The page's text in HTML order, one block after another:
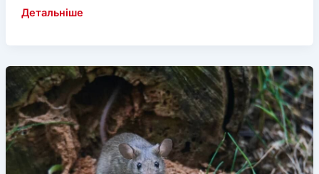
На
воїн
Херсонщини
Антон
Ларіонов
Детальніше